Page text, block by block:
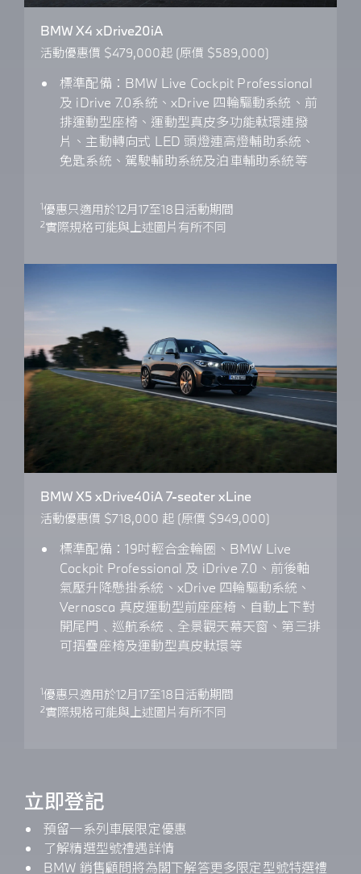
BMW X4 xDrive20iA
活動優惠價 $479,000起 (原價 $589,000)
標準配備：BMW Live Cockpit Professional
及 iDrive 7.0系統、xDrive 四輪驅動系統、前
排運動型座椅、運動型真皮多功能軚環連撥
片、主動轉向式 LED 頭燈連高燈輔助系統、
免匙系統、駕駛輔助系統及泊車輔助系統等
1優惠只適用於12月17至18日活動期間
2實際規格可能與上述圖片有所不同
BMW X5 xDrive40iA 7-seater xLine
活動優惠價 $718,000 起 (原價 $949,000)
標準配備：19吋輕合金輪圈、BMW Live
Cockpit Professional 及 iDrive 7.0、前後軸
氣壓升降懸掛系統、xDrive 四輪驅動系統、
Vernasca 真皮運動型前座座椅、自動上下對
開尾門﹑巡航系統﹑全景觀天幕天窗、第三排
可摺疊座椅及運動型真皮軚環等
1優惠只適用於12月17至18日活動期間
2實際規格可能與上述圖片有所不同
立即登記
預留一系列車展限定優惠
了解精選型號禮遇詳情
BMW 銷售顧問將為閣下解答更多限定型號特選禮